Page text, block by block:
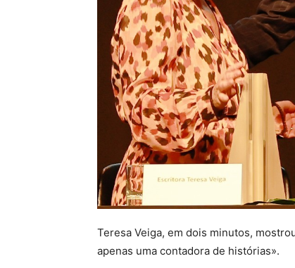
Teresa Veiga, em dois minutos,
apenas uma contadora de histórias».